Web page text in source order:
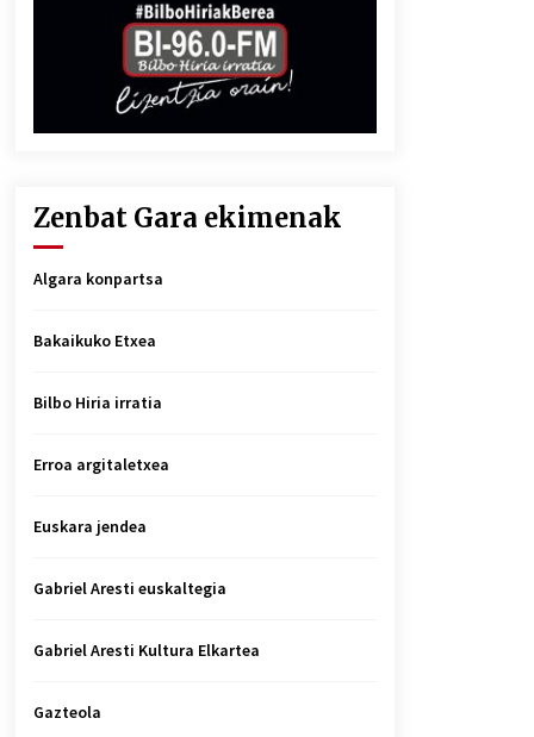
Zenbat Gara ekimenak
Algara konpartsa
Bakaikuko Etxea
Bilbo Hiria irratia
Erroa argitaletxea
Euskara jendea
Gabriel Aresti euskaltegia
Gabriel Aresti Kultura Elkartea
Gazteola